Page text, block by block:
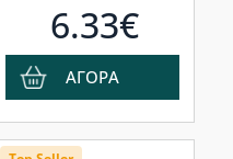
Οδοντόβουρτσα Μαλακή
6.33€
ΑΓΟΡΑ